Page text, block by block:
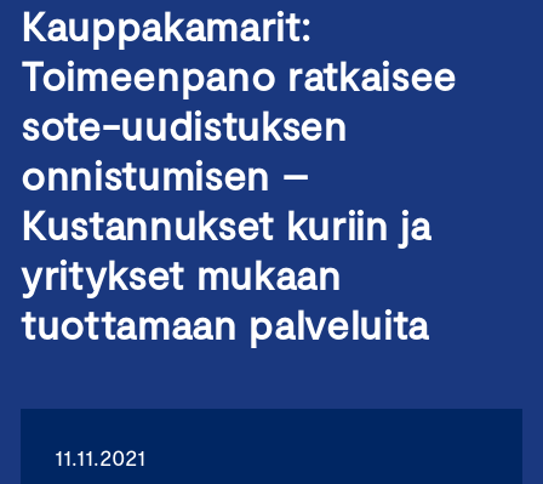
Kauppakamarit:
Toimeenpano ratkaisee
sote-uudistuksen
onnistumisen –
Kustannukset kuriin ja
yritykset mukaan
tuottamaan palveluita
11.11.2021